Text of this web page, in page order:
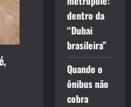
dentro da
“Dubai
brasileira”
Quando o
ônibus não
cobra